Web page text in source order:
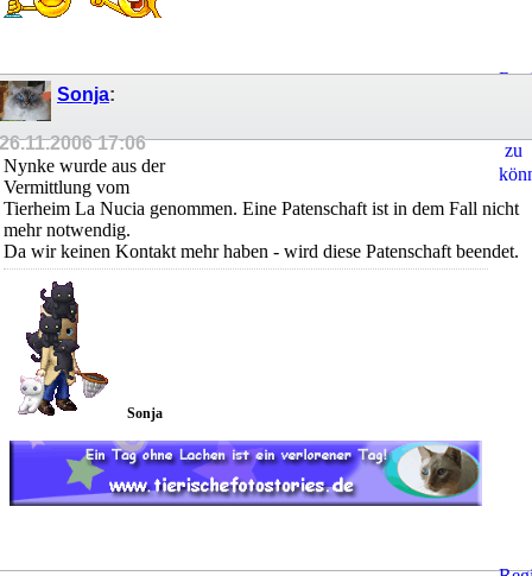
zu
Sonja:
26.11.200617:06
Nynke wurde aus der
Vermittlung vom
Tierheim La Nucia genommen. Eine Patenschaft ist in dem Fall nicht
mehr notwendig.
Da wir keinen Kontakt mehr haben - wird diese Patenschaft beendet.
Sonja